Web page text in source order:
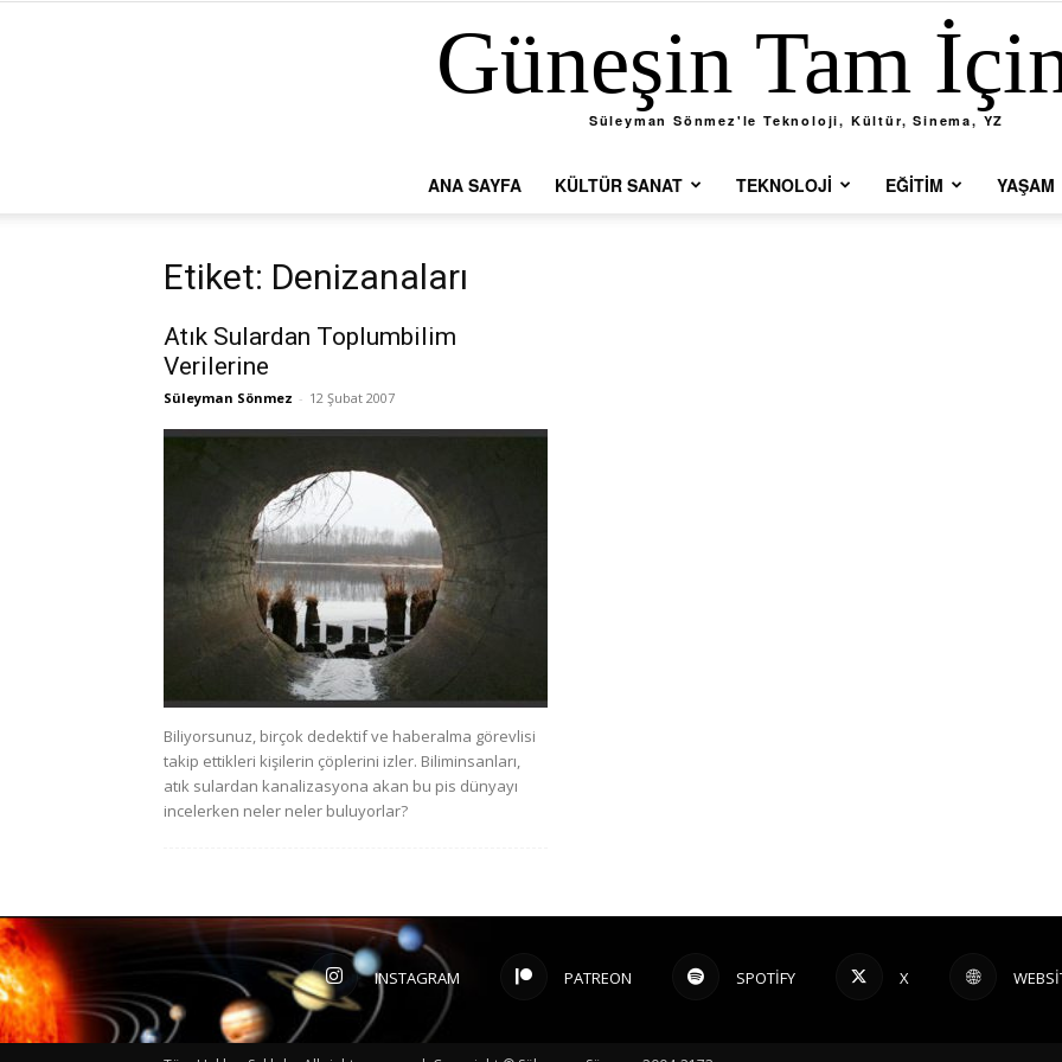
Güneşin Tam
Süleyman Sönmez'le Teknoloji, Kültür, Sinema, YZ
ANA SAYFA KÜLTÜR SANAT TEKNOLOJI EĞITIM YAŞAM
Etiket: Denizanaları
Atık Sulardan Toplumbilim
Verilerine
Süleyman Sönmez - 12 Şubat 2007
Biliyorsunuz, birçok dedektif ve haberalma görevlisi
takip ettikleri kişilerin çöplerini izler. Biliminsanları,
atık sulardan kanalizasyona akan bu pis dünyayı
incelerken neler neler buluyorlar?
INSTAGRAM PATREON SPOTIFY X